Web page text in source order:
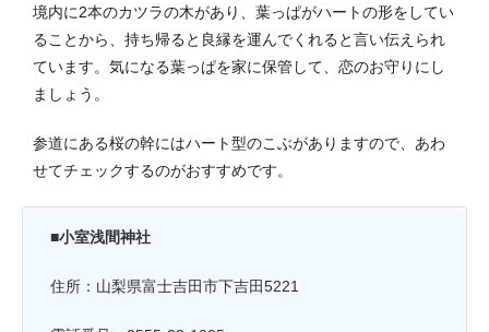
境内に2本のカツラの木があり、葉っぱがハートの形をしてい
ることから、持ち帰ると良縁を運んでくれると言い伝えられ
ています。気になる葉っぱを家に保管して、恋のお守りにし
ましょう。
参道にある桜の幹にはハート型のこぶがありますので、あわ
せてチェックするのがおすすめです。
■小室浅間神社
住所：山梨県富士吉田市下吉田5221